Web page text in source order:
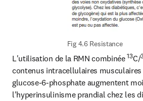
Fig 4.6 Resistance
L'utilisation de la RMN combinée 13C/
contenus intracellulaires musculaires
glucose-6-phosphate augmentent
l'hyperinsulinisme prandial chez les